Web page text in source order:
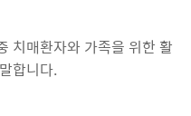
치매환자와 가족을 위한 활
합니다.